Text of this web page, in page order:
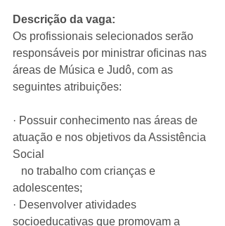
Descrição da vaga:
Os profissionais selecionados serão
responsáveis por ministrar oficinas nas
áreas de Música e Judô, com as
seguintes atribuições:
· Possuir conhecimento nas áreas de
atuação e nos objetivos da Assistência
Social
adolescentes;
· Desenvolver atividades
socioeducativas que promovam a